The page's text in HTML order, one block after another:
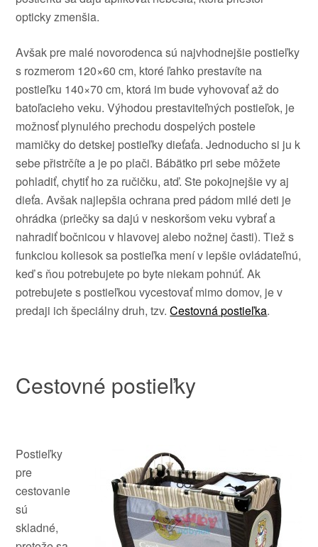
optickyzmenšia.
Avšak pre malé novorodencasú najvhodnejšie postieľky
s rozmerom 120×60 cm, ktoré ľahko prestavíte na
postieľku 140×70 cm, ktorá imbude vyhovovaťaždo
batoľacieho veku.Výhodou prestaviteľných postieľok, je
možnosť plynulého prechodu dospelých postele
mamičkydo detskej postieľkydieťaťa.Jednoducho si ju k
sebe přistrčítea je po plači. Bábätko pri sebe môžete
pohladiť,chytiť ho za ručičku,atď. Ste pokojnejšievy aj
dieťa.Avšak najlepšiaochrana pred pádom milé deti je
ohrádka (priečkysadajú v neskoršomveku vybrať a
nahradiťbočnicou v hlavovej alebo nožnej časti).Tiežs
funkciou koliesoksa postieľka mení v lepšieovládateľnú,
keď s ňou potrebujete po byte niekam pohnúť.Ak
potrebujetes postieľkou vycestovať mimo domov, je v
predaji ich špeciálny druh,tzv.Cestovnápostieľka.
Cestovné postieľky
Postieľky
pre
cestovanie
sú
skladné,